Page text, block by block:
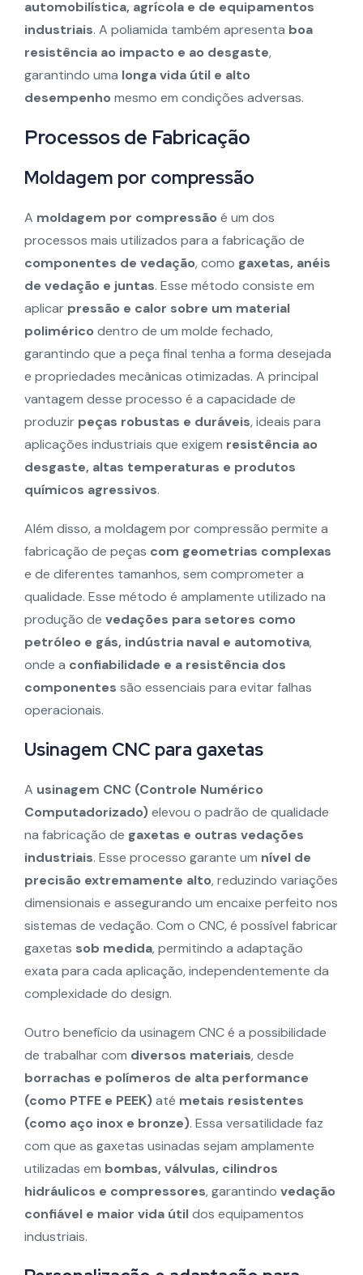
automobilística, agrícola e de equipamentos
industriais. A poliamida também apresenta boa
resistência ao impacto e ao desgaste,
garantindo uma longa vida útil e alto
desempenho mesmo em condições adversas.
Processos de Fabricação
Moldagem por compressão
A moldagem por compressão é um dos
processos mais utilizados para a fabricação de
componentes de vedação, como gaxetas, anéis
de vedação e juntas. Esse método consiste em
aplicar pressão e calor sobre um material
polimérico dentro de um molde fechado,
garantindo que a peça final tenha a forma desejada
e propriedades mecânicas otimizadas. A principal
vantagem desse processo é a capacidade de
produzir peças robustas e duráveis, ideais para
aplicações industriais que exigem resistência ao
desgaste, altas temperaturas e produtos
químicos agressivos.
Além disso, a moldagem por compressão permite a
fabricação de peças com geometrias complexas
e de diferentes tamanhos, sem comprometer a
qualidade. Esse método é amplamente utilizado na
produção de vedações para setores como
petróleo e gás, indústria naval e automotiva,
onde a confiabilidade e a resistência dos
componentes são essenciais para evitar falhas
operacionais.
Usinagem CNC para gaxetas
A usinagem CNC (Controle Numérico
Computadorizado)elevou o padrão de qualidade
na fabricação de gaxetas e outras vedações
industriais. Esse processo garante um nível de
precisão extremamente alto, reduzindo variações
dimensionais e assegurando um encaixe perfeito nos
sistemas de vedação. Com o CNC, é possível fabricar
gaxetas sob medida, permitindo a adaptação
exata para cada aplicação, independentemente da
complexidade do design.
Outro benefício da usinagem CNC é a possibilidade
de trabalhar com diversos materiais, desde
borrachas e polímeros de alta performance
(como PTFE e PEEK)até metais resistentes
(como aço inox e bronze). Essa versatilidade faz
com que as gaxetas usinadas sejam amplamente
utilizadas em bombas, válvulas, cilindros
hidráulicos e compressores, garantindo vedação
confiável e maior vida útildos equipamentos
industriais.